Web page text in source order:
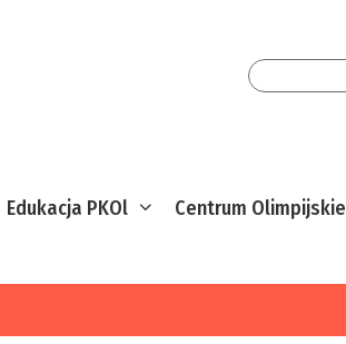
Edukacja PKOl Centrum Olimpijskie